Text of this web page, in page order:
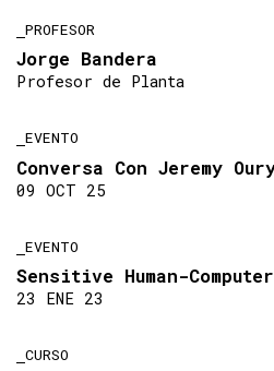
PROFESOR
Jorge Bandera
Profesor de Planta
EVENTO
Conversa Con Jeremy
09 OCT 25
EVENTO
Sensitive Human-
23 ENE 23
CURSO